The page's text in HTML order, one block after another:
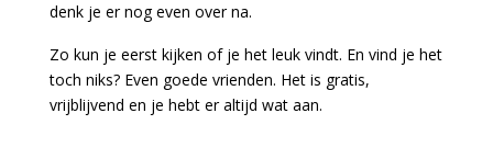
denk je er nog even over na.
Zo kun je eerst kijken of je het leuk vindt. En vind je het
toch niks? Even goede vrienden. Het is gratis,
vrijblijvend en je hebt er altijd wat aan.